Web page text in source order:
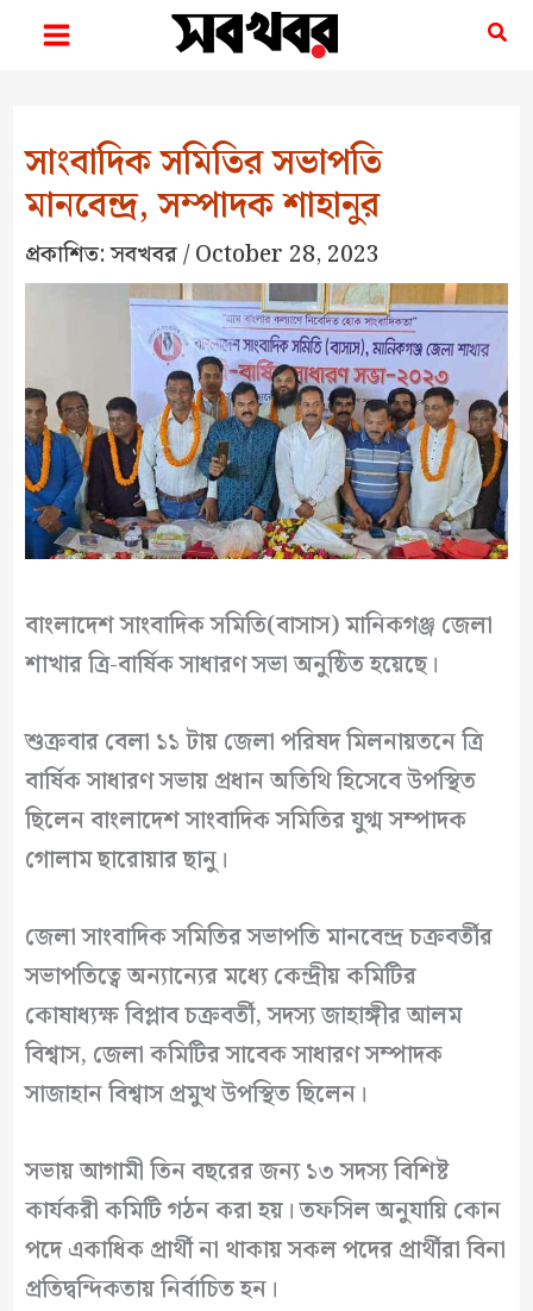
Skip
সাংবাদিক সমিতির সভাপতি
মানবেন্দ্র, সম্পাদক শাহানুর
প্রকাশিত:সবখবর/October 28, 2023
বাংলাদেশ সাংবাদিক সমিতি(বাসাস) মানিকগঞ্জ জেলা
শাখার ত্রি-বার্ষিক সাধারণ সভা অনুষ্ঠিত হয়েছে।
শুক্রবারবেলা ১১টায়জেলাপরিষদমিলনায়তনেত্রি
বার্ষিক সাধারণ সভায় প্রধান অতিথি হিসেবে উপস্থিত
ছিলেন বাংলাদেশ সাংবাদিক সমিতির যুগ্ম সম্পাদক
গোলাম ছারোয়ার ছানু।
জেলা সাংবাদিকসমিতির সভাপতি মানবেন্দ্র চক্রবর্তীর
সভাপতিত্বে অন্যান্যের মধ্যে কেন্দ্রীয় কমিটির
কোষাধ্যক্ষ বিপ্লাব চক্রবর্তী, সদস্য জাহাঙ্গীর আলম
বিশ্বাস, জেলা কমিটির সাবেক সাধারণ সম্পাদক
সাজাহান বিশ্বাস প্রমুখ উপস্থিত ছিলেন।
সভায় আগামী তিন বছরের জন্য ১৩ সদস্য বিশিষ্ট
কার্যকরী কমিটি গঠন করা হয়।তফসিল অনুযায়ি কোন
পদে একাধিক প্রার্থী না থাকায় সকল পদের প্রার্থীরা বিনা
প্রতিদ্বন্দিকতায় নির্বাচিত হন।